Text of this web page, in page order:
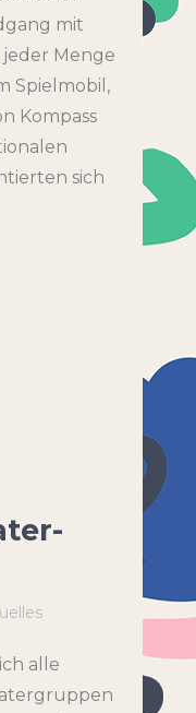
mit
jeder Menge
Spielmobil,
Kompass
sich
alle